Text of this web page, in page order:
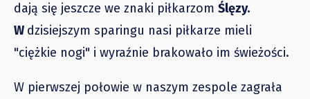
dają się jeszcze we znaki piłkarzom Ślęzy.
W dzisiejszym sparingu nasi piłkarze mieli
"ciężkie nogi" i wyraźnie brakowało im świeżości.
W pierwszej połowie w naszym zespole zagrała